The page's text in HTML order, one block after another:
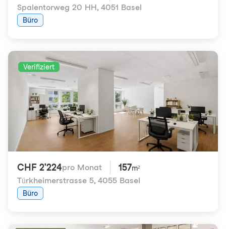
Spalentorweg 20 HH, 4051 Basel
Büro
Verifiziert
CHF 2'224pro Monat 157m²
Türkheimerstrasse 5, 4055 Basel
Büro